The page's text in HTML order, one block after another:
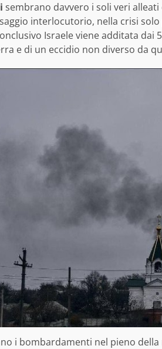
sembrano davvero i soli veri
interlocutorio, nella crisi
Israele viene additata dai
e di un eccidio non diverso da
i bombardamenti nel pieno